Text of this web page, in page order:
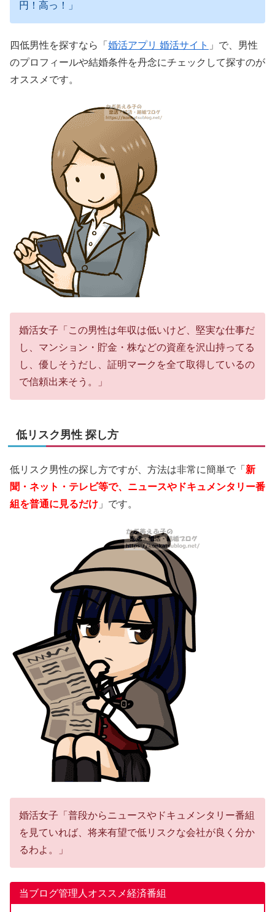
円！高っ！」
四低男性を探すなら「 婚活アプリ 婚活サイト 」で、男性
のプロフィールや結婚条件を丹念にチェックして探すのが
オススメです。
婚活女子「この男性は年収は低いけど、堅実な仕事だ
し、マンション・貯金・株などの資産を沢山持ってる
し、優しそうだし、証明マークを全て取得しているの
で信頼出来そう。」
低リスク男性 探し方
低リスク男性の探し方ですが、方法は非常に簡単で「 新
聞・ネット・テレビ等で、ニュースやドキュメンタリー番
組を普通に見るだけ 」です。
婚活女子「普段からニュースやドキュメンタリー番組
を見ていれば、将来有望で低リスクな会社が良く分か
るわよ。」
当ブログ管理人オススメ経済番組